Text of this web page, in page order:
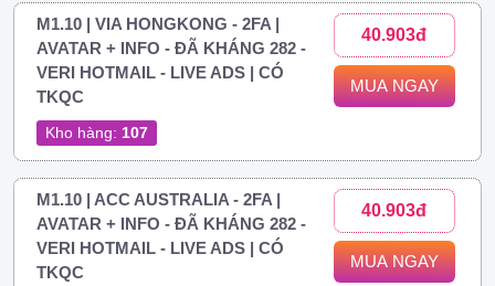
M1.10 | VIA HONGKONG - 2FA |
AVATAR + INFO - ĐÃ KHÁNG 282 -
VERI HOTMAIL - LIVE ADS | CÓ
TKQC
Kho hàng: 107
40.903đ
MUA NGAY
M1.10 | ACC AUSTRALIA - 2FA |
AVATAR + INFO - ĐÃ KHÁNG 282 -
VERI HOTMAIL - LIVE ADS | CÓ
TKQC
40.903đ
MUA NGAY